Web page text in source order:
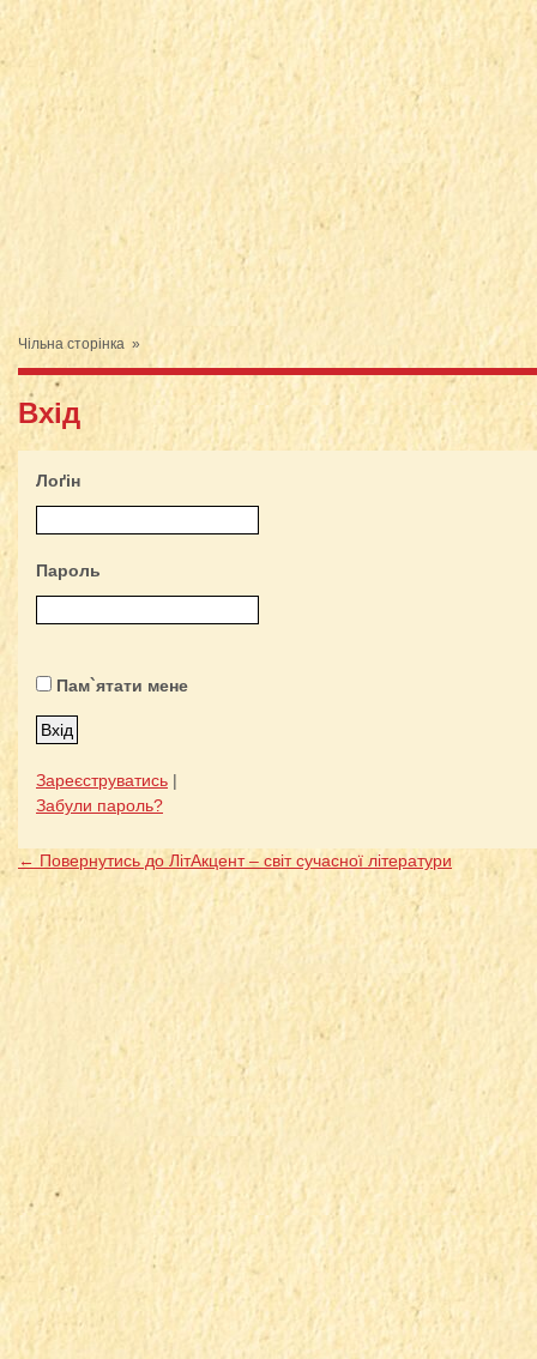
Чільна сторінка »
Вхід
Лоґін
Пароль
Пам`ятати мене
Зареєструватись |
Забули пароль?
← Повернутись до ЛітАкцент – світ сучасної літератури